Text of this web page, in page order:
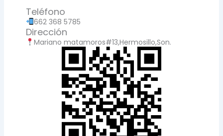
Teléfono
662 368 5785
Dirección
Mariano matamoros#13,Hermosillo,Son.